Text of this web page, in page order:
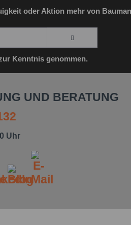
oder Aktion mehr von
Kenntnis genommen.
UND BERATUNG
Uhr